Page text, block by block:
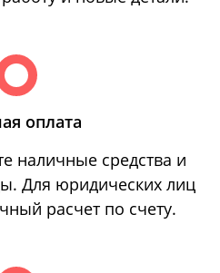
оплата
наличные средства и
Для юридических лиц
расчет по счету.